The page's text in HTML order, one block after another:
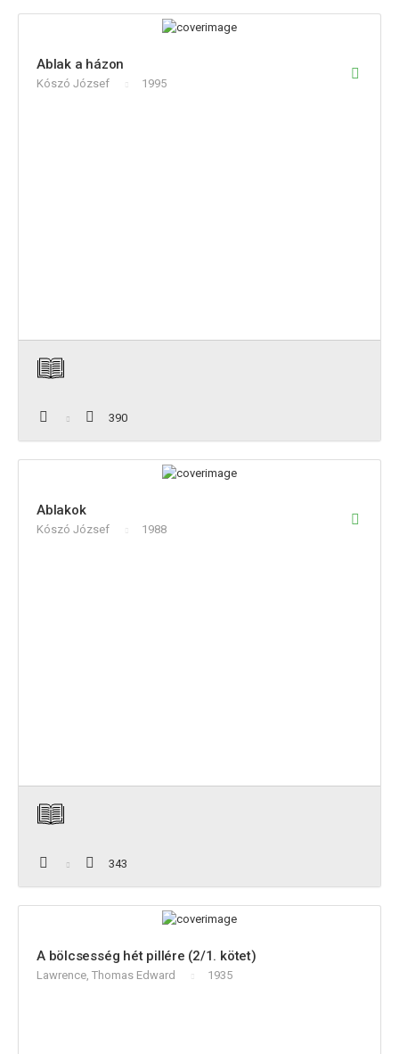
Ablak a házon
Kószó József 1995
390
Ablakok
Kószó József 1988
343
A bölcsesség hét pillére (2/1. kötet)
Lawrence, Thomas Edward 1935